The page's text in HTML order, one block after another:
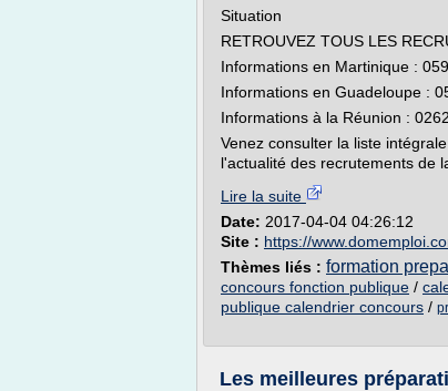
Situation
RETROUVEZ TOUS LES
Informations en Martinique :
Informations en Guadeloupe :
Informations à la Réunion :
Venez consulter la liste
l'actualité des recrutements de
Lire la suite
Date: 2017-04-04 04:26:12
Site : https://
Thèmes liés : formation
concours fonction publique /
publique calendrier concours /
Les meilleures